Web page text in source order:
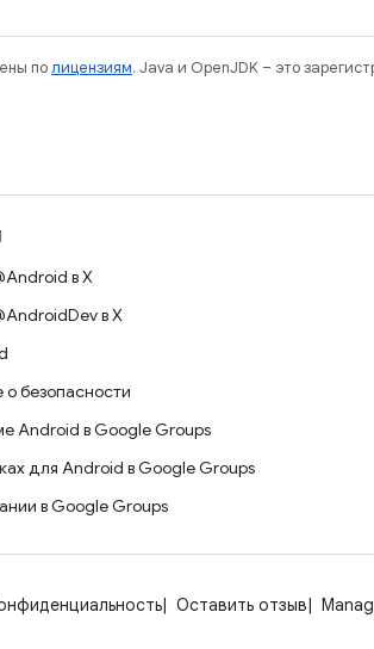
полицензиям. Java и OpenJDK – это
в X
в X
о безопасности
Android в Google Groups
для Android в Google Groups
в Google Groups
Оставить отзыв